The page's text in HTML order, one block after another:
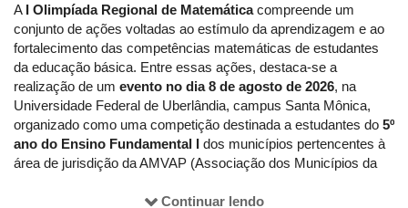
A I Olimpíada Regional de Matemáticacompreende um
conjunto de ações voltadas ao estímulo da aprendizagem e ao
fortalecimento das competências matemáticas de estudantes
da educação básica. Entre essas ações, destaca-se a
realização de um evento no dia 8 de agosto de 2026, na
Universidade Federal de Uberlândia, campus Santa Mônica,
organizado como uma competição destinada a estudantes do 5º
ano do Ensino Fundamental I dos municípios pertencentes à
área de jurisdição da AMVAP (Associação dos Municípios da
https://www.amvapmg.org.br/1/municipios/
Continuar lendo